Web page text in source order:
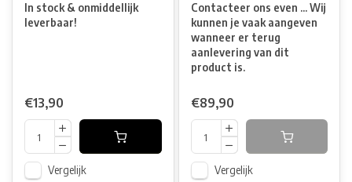
In stock & onmiddellijk
leverbaar!
€13,90
Vergelijk
Contacteer ons even ... Wij
kunnen je vaak aangeven
wanneer er terug
aanlevering van dit
product is.
€89,90
Vergelijk